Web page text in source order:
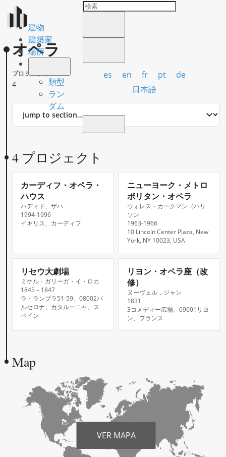
建物
建築家
場所
類型
ラン
ダム
es en fr pt
de
日本語
オペラ
プロジェクト
4
Jump
4 プロジェクト
カーディフ・オペラ・
ハウス
ハディド、ザハ
1994-1996
イギリス、カーディフ
ニューヨーク・メトロ
ポリタン・オペラ
ウォレス・カークマン（ハリ
ソン
1963-1966
10 Lincoln Center Plaza, New
York, NY 10023, USA
リセウ大劇場
ミケル・ガリーガ・イ・ロカ
1845 – 1847
ラ・ランブラ51-59、08002バ
ルセロナ、カタルーニャ、ス
ペイン
リヨン・オペラ座（改
修）
ヌーヴェル，ジャン
1831
3コメディー広場、69001リヨ
ン、フランス
Map
VER MAPA